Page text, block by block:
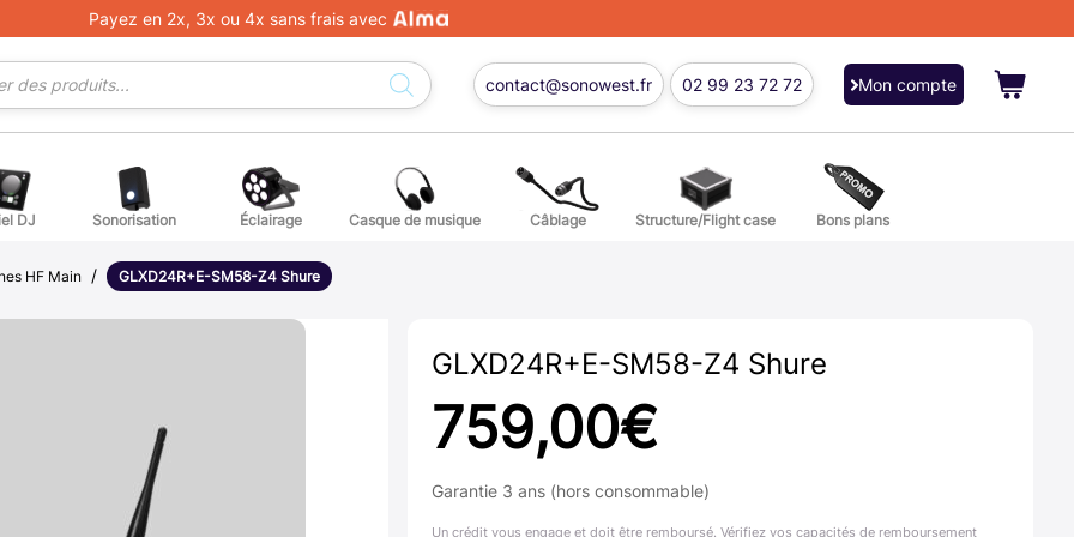
Payez en 2x, 3x ou 4x sans frais avec
contact@sonowest.fr 02 99 23 72 72 Mon compte
voix
détachées pour guitares et basses
DJ
DJ
Sonorisation Éclairage Casque de musique Câblage Structure/Flight case Bons plans
HF Main / GLXD24R+E-SM58-Z4 Shure
GLXD24R+E-SM58-Z4 Shure
759,00€
Garantie 3 ans (hors consommable)
Un crédit vous engage et doit être remboursé. Vérifiez vos capacités de remboursement